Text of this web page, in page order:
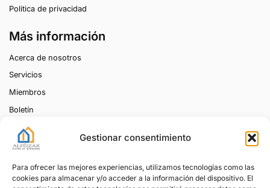
Gestionar consentimiento
Para ofrecer las mejores experiencias, utilizamos tecnologías como las
cookies para almacenar y/o acceder a la información del dispositivo. El
Politica de privacidad
Más información
Acerca de nosotros
Servicios
Miembros
Boletín
Ponte en contacto